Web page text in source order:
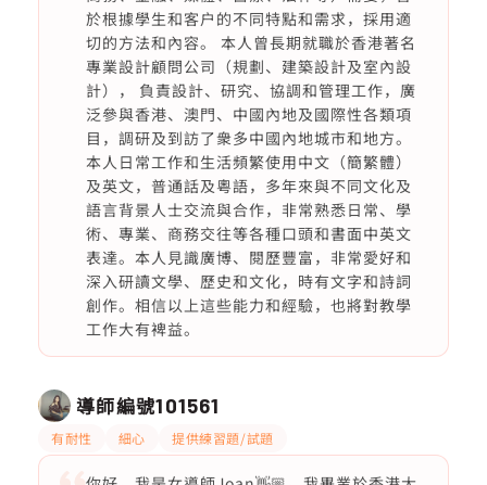
於根據學生和客户的不同特點和需求，採用適
切的方法和內容。 本人曾長期就職於香港著名
專業設計顧問公司（規劃、建築設計及室內設
計）， 負責設計、研究、協調和管理工作，廣
泛參與香港、澳門、中國內地及國際性各類項
目，調研及到訪了衆多中國內地城市和地方。
本人日常工作和生活頻繁使用中文（簡繁體）
及英文，普通話及粵語，多年來與不同文化及
語言背景人士交流與合作，非常熟悉日常、學
術、專業、商務交往等各種口頭和書面中英文
表達。本人見識廣博、閱歷豐富，非常愛好和
深入研讀文學、歷史和文化，時有文字和詩詞
創作。相信以上這些能力和經驗，也將對教學
工作大有裨益。
導師編號101561
有耐性 細心 提供練習題/試題